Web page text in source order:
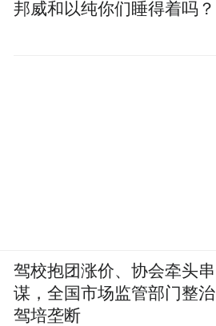
邦威和以纯你们睡得着吗？
驾校抱团涨价、协会牵头串
谋，全国市场监管部门整治
驾培垄断